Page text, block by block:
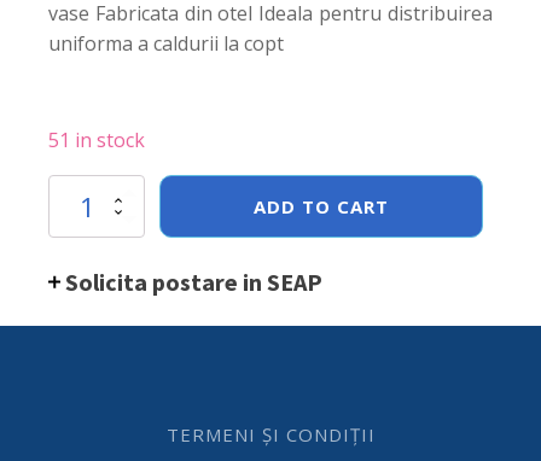
vase Fabricata din otel Ideala pentru distribuirea
uniforma a caldurii la copt
51 in stock
Hendi
pentru
otel,
ADD TO CART
Solicita postare in SEAP
TERMENI ȘI CONDIȚII